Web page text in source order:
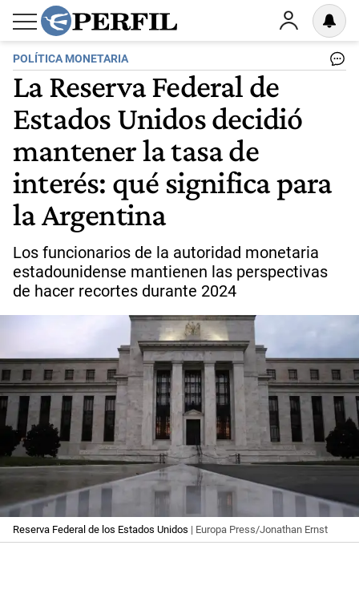
POLÍTICA MONETARIA
La Reserva Federal de
Estados Unidos decidió
mantener la tasa de
interés: qué significa para
la Argentina
Los funcionarios de la autoridad monetaria
estadounidense mantienen las perspectivas
de hacer recortes durante 2024
Reserva Federal de los Estados Unidos | Europa Press/Jonathan Ernst